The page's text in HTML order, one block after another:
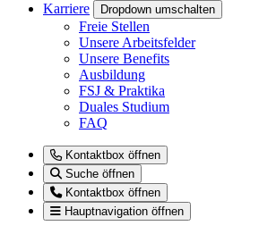
Karriere
Dropdown umschalten
Freie Stellen
Unsere Arbeitsfelder
Unsere Benefits
Ausbildung
FSJ & Praktika
Duales Studium
FAQ
Kontaktbox öffnen
Suche öffnen
Kontaktbox öffnen
Hauptnavigation öffnen